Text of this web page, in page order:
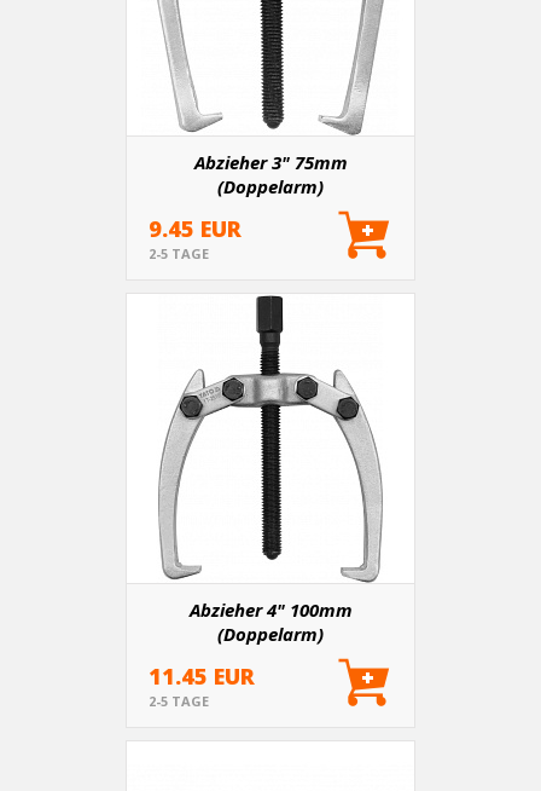
Abzieher 3" 75mm
(Doppelarm)
9.45 EUR
2-5 TAGE
Abzieher 4" 100mm
(Doppelarm)
11.45 EUR
2-5 TAGE